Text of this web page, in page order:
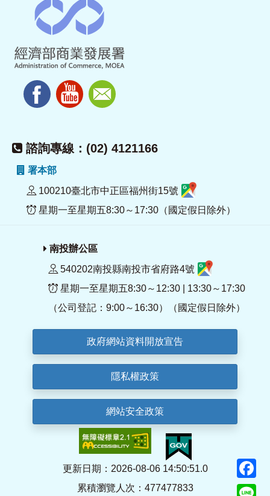
諮詢專線：(02) 4121166
署本部
100210臺北市中正區福州街15號
星期一至星期五8:30～17:30（國定假日除外）
南投辦公區
540202南投縣南投市省府路4號
星期一至星期五8:30～12:30 | 13:30～17:30
（公司登記：9:00～16:30）（國定假日除外）
政府網站資料開放宣告
隱私權政策
網站安全政策
更新日期：2026-08-06 14:50:51.0
累積瀏覽人次：477477833